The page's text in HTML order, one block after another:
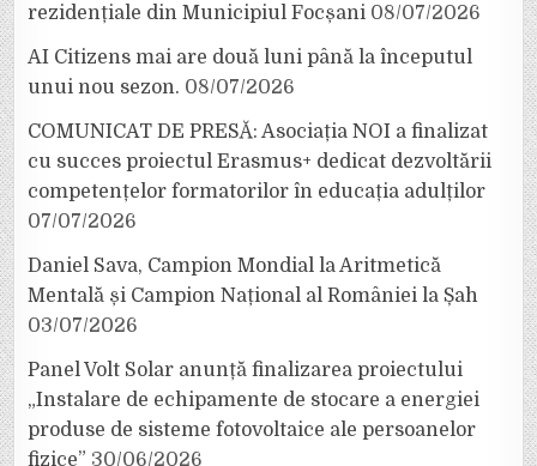
rezidențiale din Municipiul Focșani 08/07/2026
AI Citizens mai are două luni până la începutul
unui nou sezon. 08/07/2026
COMUNICAT DE PRESĂ: Asociația NOI a finalizat
cu succes proiectul Erasmus+ dedicat dezvoltării
competențelor formatorilor în educația adulților
07/07/2026
Daniel Sava, Campion Mondial la Aritmetică
Mentală și Campion Național al României la Șah
03/07/2026
Panel Volt Solar anunță finalizarea proiectului
„Instalare de echipamente de stocare a energiei
produse de sisteme fotovoltaice ale persoanelor
fizice” 30/06/2026